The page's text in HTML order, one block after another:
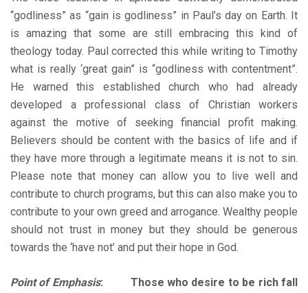
“godliness” as “gain is godliness” in Paul’s day on Earth. It
is amazing that some are still embracing this kind of
theology today. Paul corrected this while writing to Timothy
what is really ‘great gain” is “godliness with contentment”.
He warned this established church who had already
developed a professional class of Christian workers
against the motive of seeking financial profit making.
Believers should be content with the basics of life and if
they have more through a legitimate means it is not to sin.
Please note that money can allow you to live well and
contribute to church programs, but this can also make you to
contribute to your own greed and arrogance. Wealthy people
should not trust in money but they should be generous
towards the ‘have not’ and put their hope in God.
Point of Emphasis: Those who desire to be rich fall